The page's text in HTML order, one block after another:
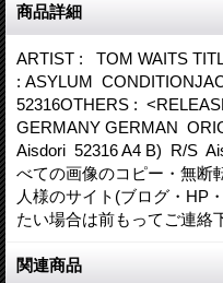
商品詳細
ARTIST : TOM WAITS
: ASYLUM
52316OTHERS :
GERMANY GERMAN
Aisdori 52316 A4 B) R/S
べての画像のコピー・無断
人様のサイト(ブログ・HP
たい場合は前もってご連
関連商品